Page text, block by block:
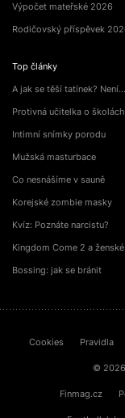
Výpočet mateřské 2026
Rodičovský příspěvek
Top články
A jak se těší tatínek? Není…
Protivná učitelka o školách
Intimní snímky porodu
Mužská masturbace
Co nesnášíme v sauně
Korejské zombie masky
Kvíz: Poznáte narcistu?
Kingdom Come 2 a
Bossing: jak se bránit
Cookies Pravidla
© 2026
Finmag.cz